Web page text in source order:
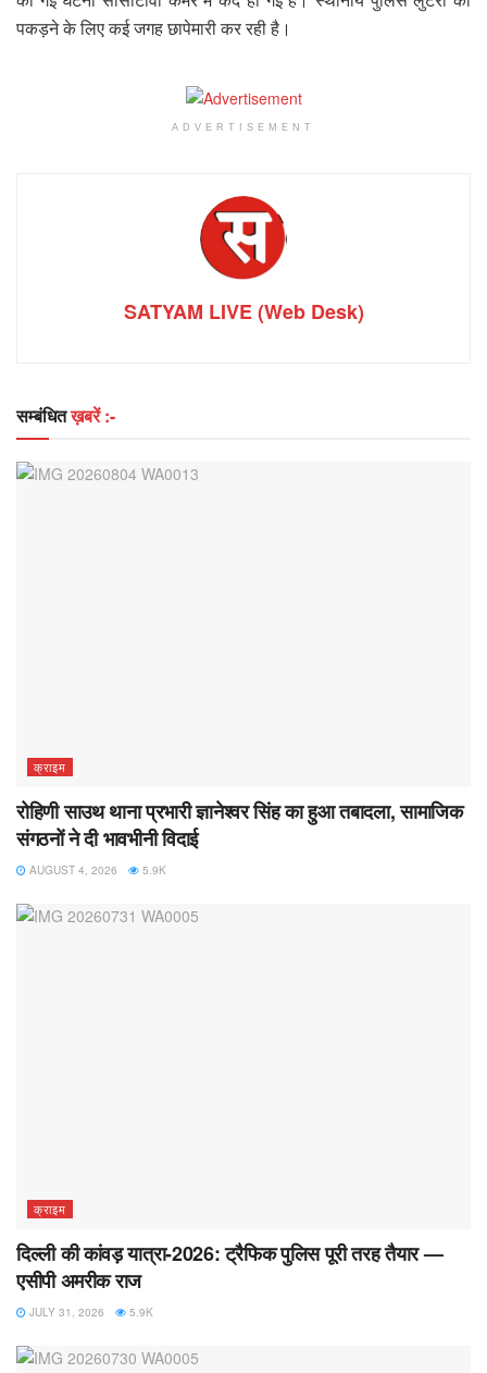
पकड़ने के लिए कई जगह छापेमारी कर रही है।
ADVERTISEMENT
SATYAM LIVE (Web Desk)
सम्बंधितख़बरें :-
क्राइम
रोहिणी साउथ थाना प्रभारी ज्ञानेश्वर सिंह का हुआ तबादला, सामाजिक
संगठनों ने दी भावभीनी विदाई
AUGUST 4, 2026 5.9K
क्राइम
दिल्ली की कांवड़ यात्रा-2026: ट्रैफिक पुलिस पूरी तरह तैयार —
एसीपी अमरीक राज
JULY 31, 2026 5.9K